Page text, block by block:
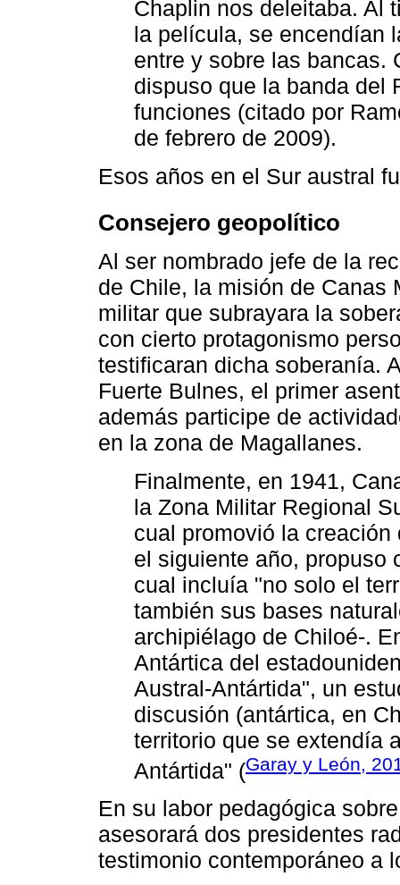
Chaplin nos deleitaba. Al
la película, se encendían
entre y sobre las bancas.
dispuso que la banda del
funciones (citado por
de febrero de 2009).
Esos años en el Sur austral
Consejero geopolítico
Al ser nombrado jefe de la
de Chile, la misión de Canas
militar que subrayara la
con cierto protagonismo
testificaran dicha soberanía.
Fuerte Bulnes, el primer
además participe de
en la zona de Magallanes.
Finalmente, en 1941,
la Zona Militar Regional
cual promovió la
el siguiente año, propuso
cual incluía "no solo el
también sus bases
archipiélago de Chiloé-.
Antártica del
Austral-Antártida", un
discusión (antártica, en
territorio que se extendía
Antártida" (Garay y León,
En su labor pedagógica
asesorará dos presidentes
testimonio contemporáneo a